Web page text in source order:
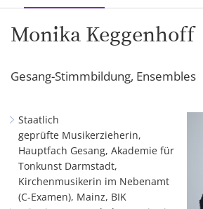
Monika Keggenhoff
Gesang-Stimmbildung, Ensembles
Staatlich
geprüfte Musikerzieherin,
Hauptfach Gesang, Akademie für
Tonkunst Darmstadt,
Kirchenmusikerin im Nebenamt
(C-Examen), Mainz, BIK